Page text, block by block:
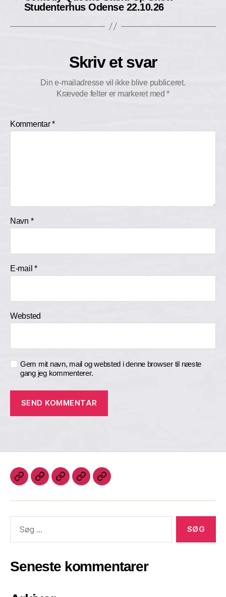
Studenterhus Odense 22.10.26
Skriv et svar
Din e-mailadresse vil ikke blive publiceret.
Krævede felter er markeret med*
Kommentar*
Navn *
E-mail*
Websted
Gem mit navn, mail og websted i denne browser til næste
gang jeg kommenterer.
Seneste kommentarer